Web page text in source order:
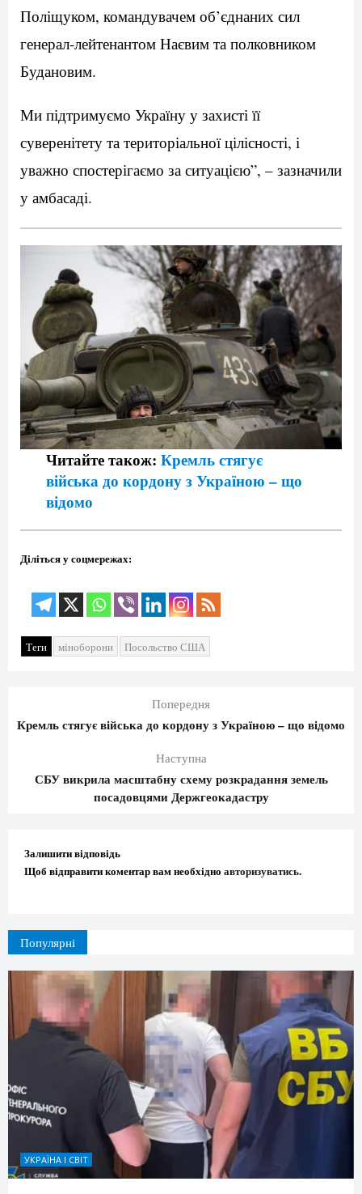
Поліщуком, командувачем об’єднаних сил
генерал-лейтенантом Наєвим та полковником
Будановим.
Ми підтримуємо Україну у захисті її
суверенітету та територіальної цілісності, і
уважно спостерігаємо за ситуацією”, – зазначили
у амбасаді.
Читайте також: Кремль стягує
війська до кордону з Україною – що
відомо
Діліться у соцмережах:
Теги міноборони Посольство США
Попередня
Кремль стягує війська до кордону з Україною – що відомо
Наступна
СБУ викрила масштабну схему розкрадання земель
посадовцями Держгеокадастру
Залишити відповідь
Щоб відправити коментар вам необхідно авторизуватись.
Популярні
УКРАЇНА І СВІТ